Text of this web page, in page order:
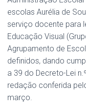
escolas Aurélia de
serviço docente para
Educação Visual
Agrupamento de
definidos, dando
a 39 do Decreto-Lei
redação conferida
março.